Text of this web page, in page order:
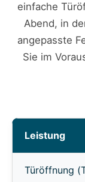
einfache
Abend, in
angepasste
Sie im
Leistung
Türöffnung